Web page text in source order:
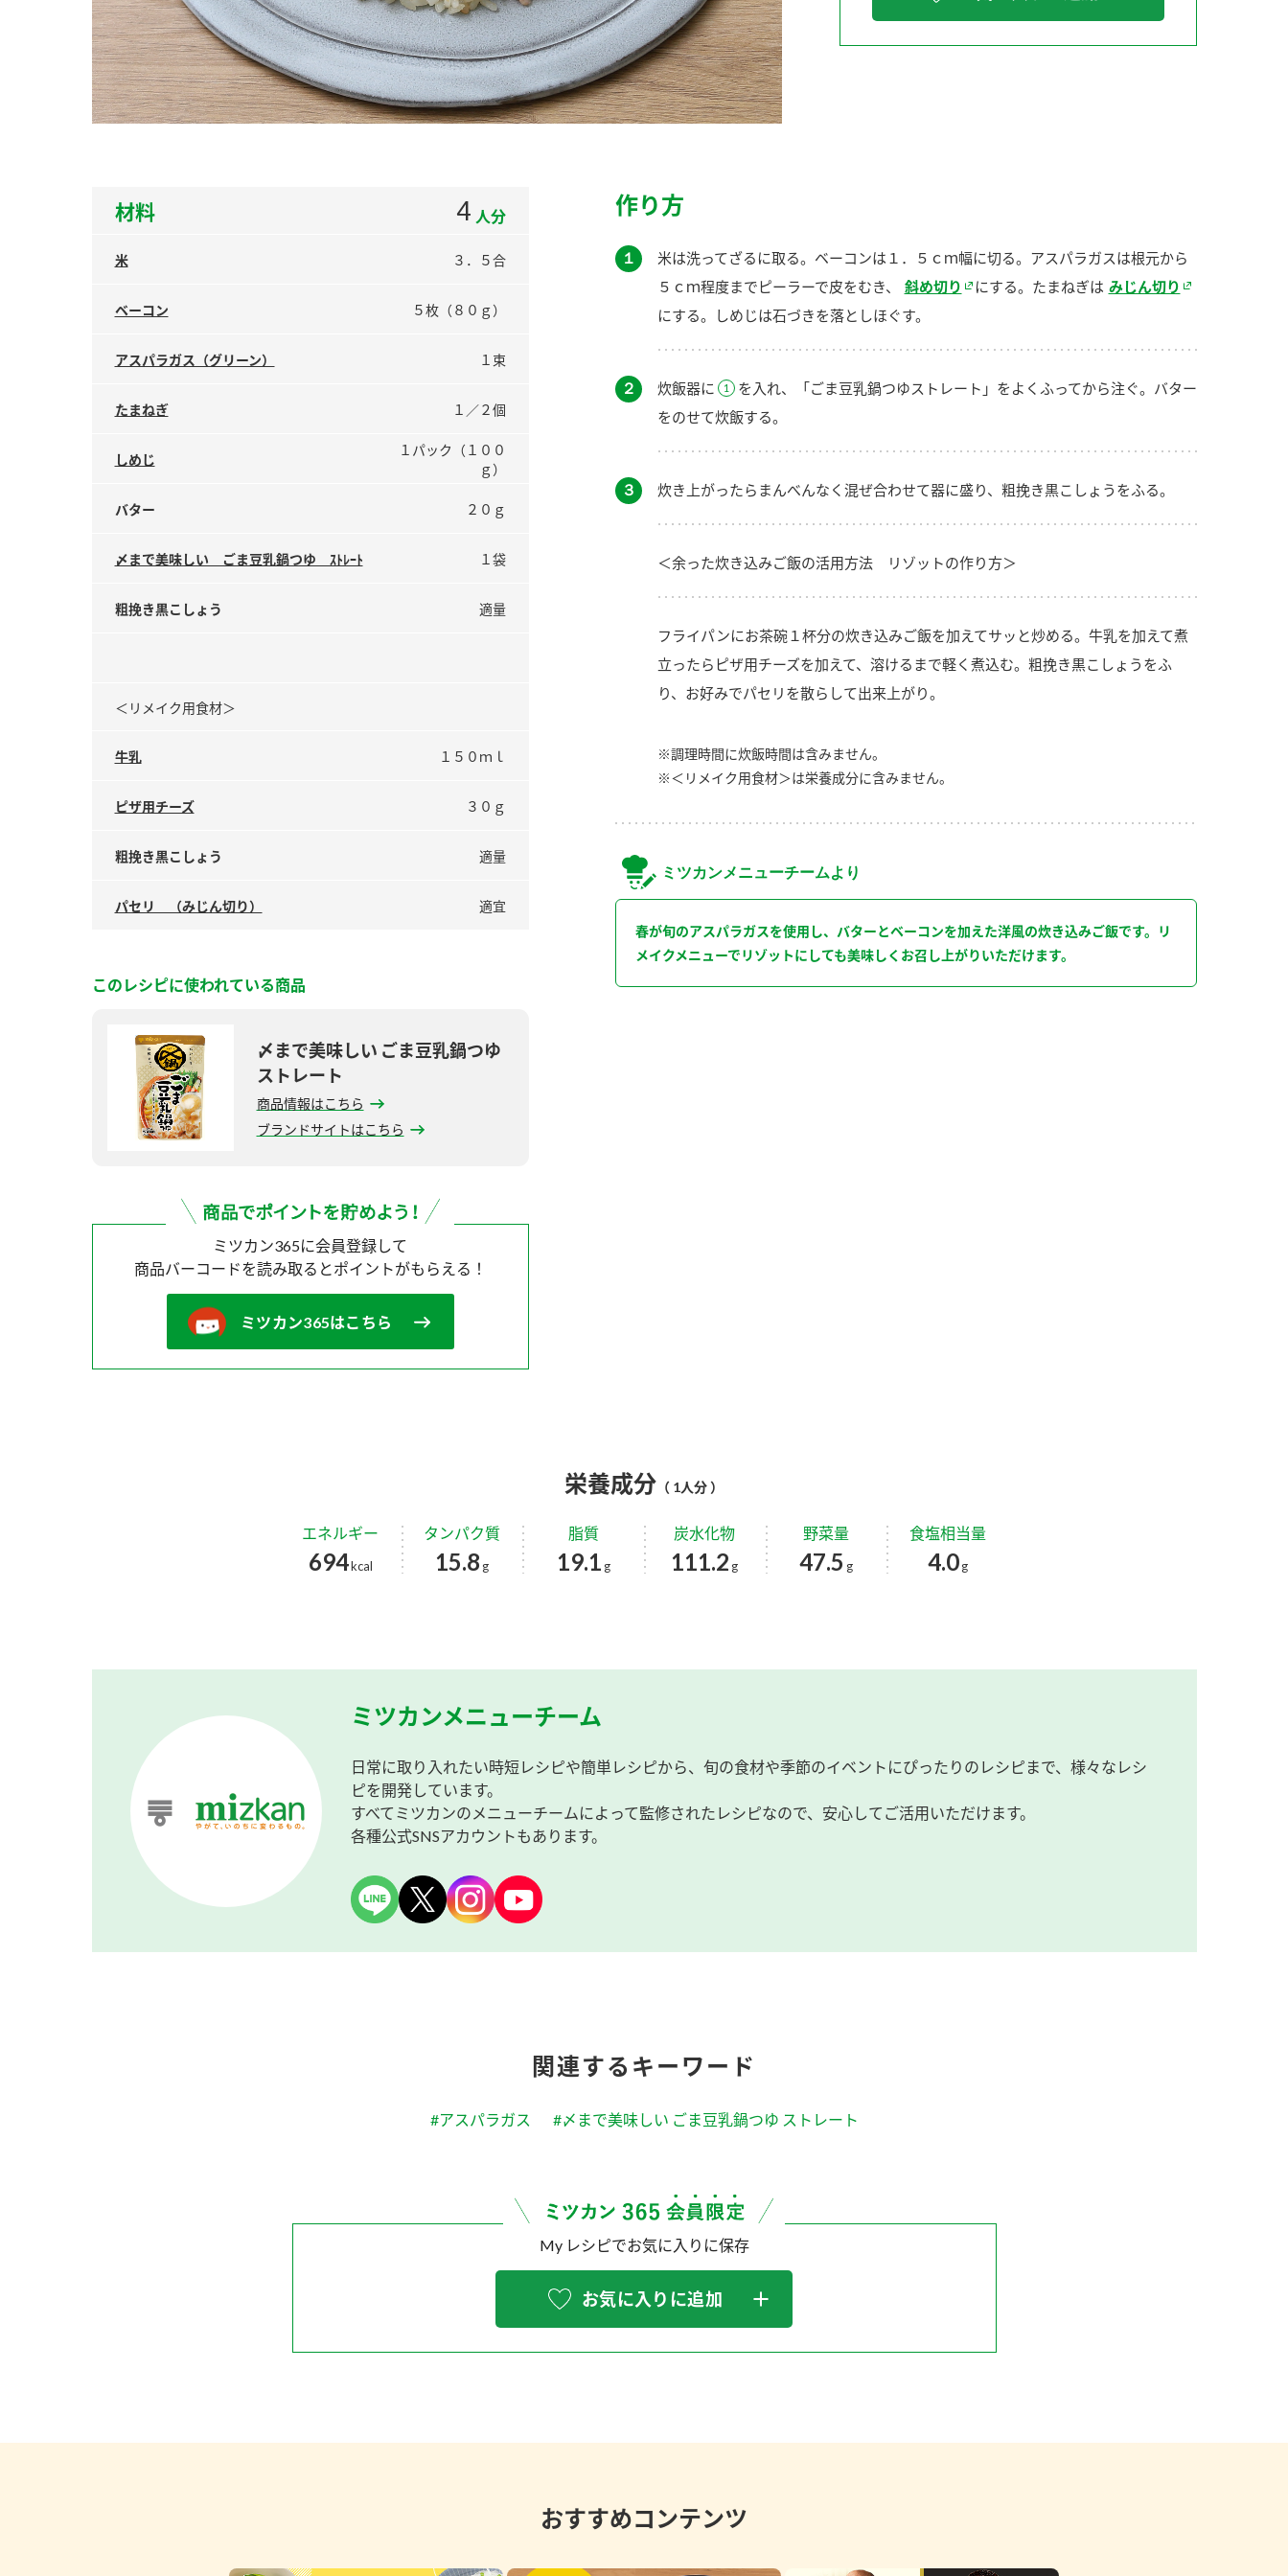
材料 4 人分
米 ３．５合
ベーコン ５枚（８０ｇ）
アスパラガス（グリーン） １束
たまねぎ １／２個
しめじ
１パック（１００
ｇ）
バター ２０ｇ
〆まで美味しい ごま豆乳鍋つゆ ｽﾄﾚｰﾄ １袋
粗挽き黒こしょう 適量
＜リメイク用食材＞
牛乳 １５０ｍｌ
ピザ用チーズ ３０ｇ
粗挽き黒こしょう 適量
パセリ （みじん切り） 適宜
このレシピに使われている商品
〆まで美味しい ごま豆乳鍋つゆ
ストレート
商品情報はこちら
ブランドサイトはこちら
ミツカン365に会員登録して
商品バーコードを読み取ると ポイントがもらえる！
ミツカン365はこちら
作り方
１
米は洗ってざるに取る。ベーコンは１．５ｃｍ幅に切る。アスパラガスは根元から
５ｃｍ程度までピーラーで皮をむき、
斜め切り にする。たまねぎは みじん切り
にする。しめじは石づきを落としほぐす。
２ 炊飯器に
を入れ、「ごま豆乳鍋つゆストレート」をよくふってから注ぐ。バター
をのせて炊飯する。
３ 炊き上がったらまんべんなく混ぜ合わせて器に盛り、粗挽き黒こしょうをふる。
＜余った炊き込みご飯の活用方法 リゾットの作り方＞
フライパンにお茶碗１杯分の炊き込みご飯を加えてサッと炒める。牛乳を加えて煮
立ったらピザ用チーズを加えて、溶けるまで軽く煮込む。粗挽き黒こしょうをふ
り、お好みでパセリを散らして出来上がり。
※調理時間に炊飯時間は含みません。
※＜リメイク用食材＞は栄養成分に含みません。
ミツカンメニューチームより
春が旬のアスパラガスを使用し、バターとベーコンを加えた洋風の炊き込みご飯です。リ
メイクメニューでリゾットにしても美味しくお召し上がりいただけます。
栄養成分 （ 1人分 ）
エネルギー
694kcal
タンパク質
15.8 g
脂質
19.1 g
炭水化物
111.2 g
野菜量
47.5 g
食塩相当量
4.0 g
ミツカンメニューチーム
日常に取り入れたい時短レシピや簡単レシピから、旬の食材や季節のイベントにぴったりのレシピまで、様々なレシ
ピを開発しています。
すべてミツカンのメニューチームによって監修されたレシピなので、安心してご活用いただけます。
各種公式SNSアカウントもあります。
関連するキーワード
#アスパラガス #〆まで美味しい ごま豆乳鍋つゆ ストレート
My レシピでお気に入りに保存
お気に入りに追加
おすすめコンテンツ